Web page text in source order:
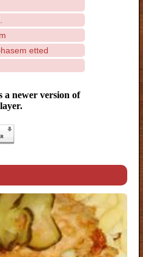
etted
a newer version of